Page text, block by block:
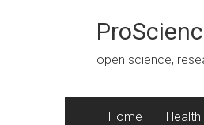
konten
open science,
Home Health